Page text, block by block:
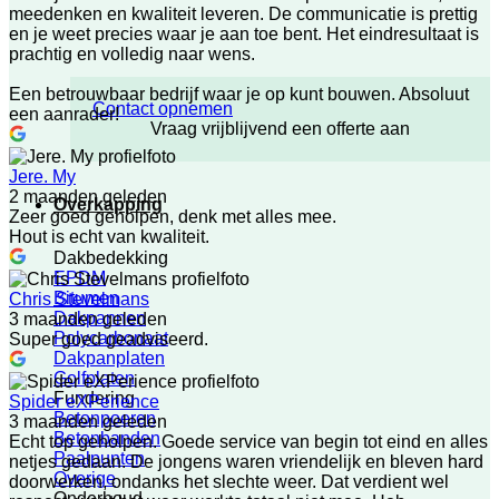
Contact opnemen
Vraag vrijblijvend een offerte aan
Overkapping
Dakbedekking
EPDM
Bitumen
Dakpannen
Polycarbonaat
Dakpanplaten
Golfplaten
Fundering
Betonpoeren
Betonbanden
Paalpunten
Overige
meedenken en kwaliteit leveren. De communicatie is prettig
en je weet precies waar je aan toe bent. Het eindresultaat is
prachtig en volledig naar wens.
Een betrouwbaar bedrijf waar je op kunt bouwen. Absoluut
een aanrader!
Jere. My
2 maanden geleden
Zeer goed geholpen, denk met alles mee.
Hout is echt van kwaliteit.
Chris Stevelmans
3 maanden geleden
Super goed geadviseerd.
Spider eXPerience
3 maanden geleden
Echt top geholpen. Goede service van begin tot eind en alles
netjes gedaan. De jongens waren vriendelijk en bleven hard
doorwerken, ondanks het slechte weer. Dat verdient wel